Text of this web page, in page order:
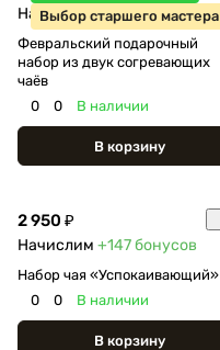
Выбор старшего мастера
Начислим+62 бонуса
Февральский подарочный
набор из двук согревающих
чаёв
0
0 В наличии
В корзину
2 950 ₽
Начислим +147бонусов
Набор чая «Успокаивающий»
0
0 В наличии
В корзину